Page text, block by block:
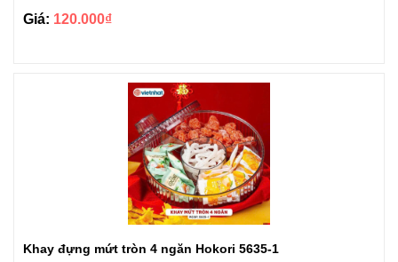
Giá: 120.000₫
Khay đựng mứt tròn 4 ngăn Hokori 5635-1